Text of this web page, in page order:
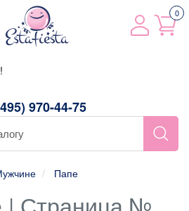
970-44-75
0
Папе
Страница №